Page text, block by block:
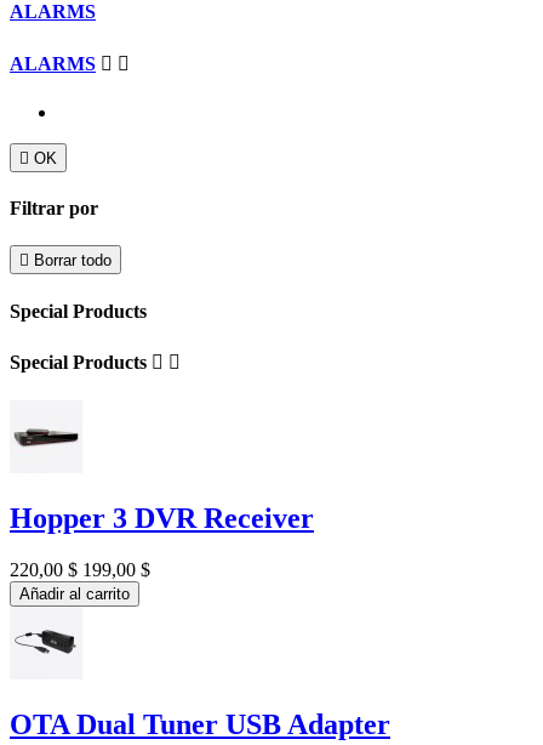
ALARMS
ALARMS  
 OK
Filtrar por
 Borrar todo
Special Products
Special Products  
Hopper 3 DVR Receiver
220,00 $ 199,00 $
Añadir al carrito
OTA Dual Tuner USB Adapter